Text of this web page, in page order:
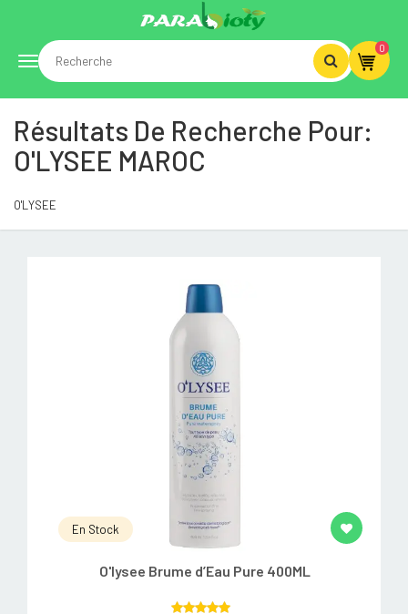
Toggle
navigation
0
Résultats De Recherche Pour:
O'LYSEE MAROC
O'LYSEE
En Stock
O'lysee Brume d’Eau Pure 400ML